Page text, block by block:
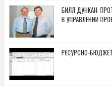
БИЛЛ ДУНКАН:
В УПРАВЛЕНИИ
РЕСУРСНО-